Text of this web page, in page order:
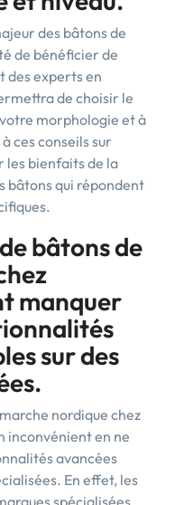
des bâtons de
de bénéficier de
des experts en
de choisir le
morphologie et à
ces conseils sur
les bienfaits de la
bâtons qui répondent
bâtons de
manquer
sur des
nordique chez
inconvénient en ne
avancées
En effet, les
spécialisées